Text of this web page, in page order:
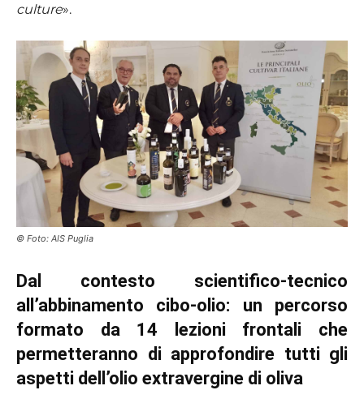
culture».
© Foto: AIS Puglia
Dal contesto scientifico-tecnico
all’abbinamento cibo-olio: un percorso
formato da 14 lezioni frontali che
permetteranno di approfondire tutti gli
aspetti dell’olio extravergine di oliva